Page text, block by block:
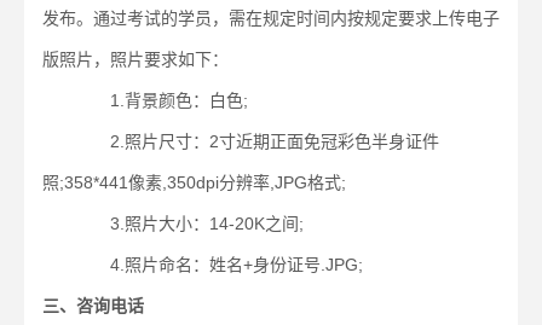
发布。通过考试的学员，需在规定时间内按规定要求上传电子
版照片，照片要求如下：
1.背景颜色：白色;
2.照片尺寸：2寸近期正面免冠彩色半身证件
照;358*441像素,350dpi分辨率,JPG格式;
3.照片大小：14-20K之间;
4.照片命名：姓名+身份证号.JPG;
三、咨询电话